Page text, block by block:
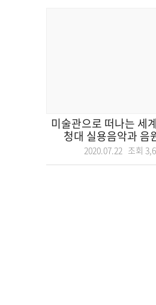
미술관으로 떠나는 세
청대 실용음악과 음
2020.07.22 조회